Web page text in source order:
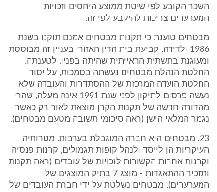
השכר הקובע לפי שיטת ממוצע היחסים וזכויות
המערערים צריכות להיקבע לפי זה.
מבטחים טוענת כי תקנות מבטחים אמנם תוקנו בשנת
1986 ולדידה, קביעת בית הדין האזורי בעניין זה מבוססת
ומעוגנת בתשתית הראייתית שהיתה בפניו. לטענתה,
החלטת הנהלת מבטחים נעשתה בסמכות, על יסוד
החלטת הועדה המרכזת של ההסתדרות והעובדה שלא
נעשה פרסום לתיקון לפני שנת 1991 אינה מעלה, שהרי
מהדורה חדשה של תקנות הקרן מוצאת לאור רק כאשר
נגמר המלאי הישן (ראה סיכומי תשובה מטעם מבטחים).
23. מבטחים היא חברה המוגבלת בערבות. מטרותיה
העיקריות הן לייסד ולנהל קופות תגמולים, קרנות פנסיה
וקרנות אחרות הקשורות לזכויות של עובדים (ראה תקנות
ותזכיר ההתאגדות - מוצג 7 בתיק המוצגים של
המערערים). מבטחים נשלטת על ידי חברת העובדים של